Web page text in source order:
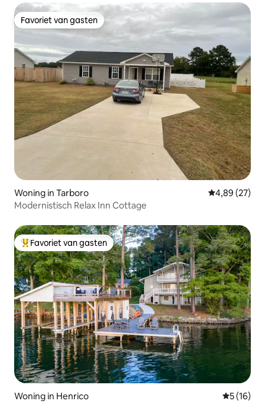
Favoriet van gasten
Favoriet van gasten
Woning in Tarboro Gemiddelde
4,89 (27)
Modernistisch Relax Inn Cottage
Topfavoriet van gasten
Favoriet van gasten
Woning in Henrico
5 (16)